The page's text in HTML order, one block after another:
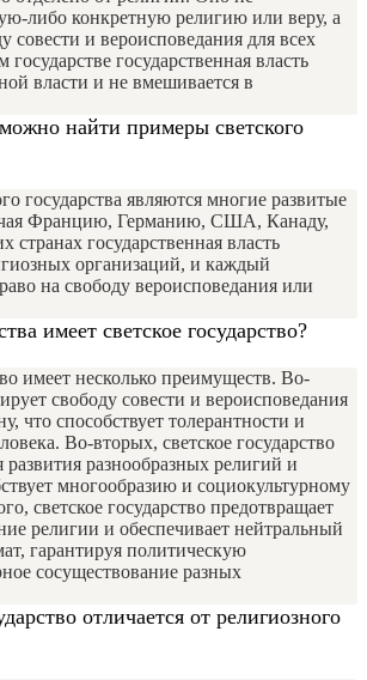
либо конкретную религию или веру, а
совести и вероисповедания для всех
государственная власть
власти и не вмешивается в
найти примеры светского
государства являются многие развитые
Францию, Германию, США, Канаду,
государственная власть
организаций, и каждый
на свободу вероисповедания или
имеет светское государство?
имеет несколько преимуществ. Во-
свободу совести и вероисповедания
что способствует толерантности и
Во-вторых, светское государство
развития разнообразных религий и
многообразию и социокультурному
светское государство предотвращает
религии и обеспечивает нейтральный
гарантируя политическую
сосуществование разных
отличается от религиозного